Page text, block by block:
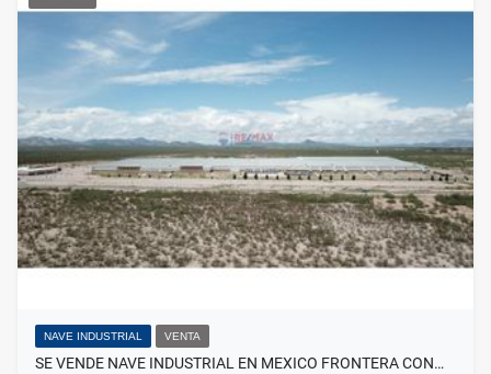
NAVE INDUSTRIAL VENTA
SE VENDE NAVE INDUSTRIAL EN MEXICO FRONTERA CON…